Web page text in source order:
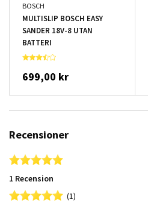
BOSCH
MULTISLIP BOSCH EASY
SANDER 18V-8 UTAN
BATTERI
699,00 kr
Recensioner
5.0 star rating
1 Recension
(1)